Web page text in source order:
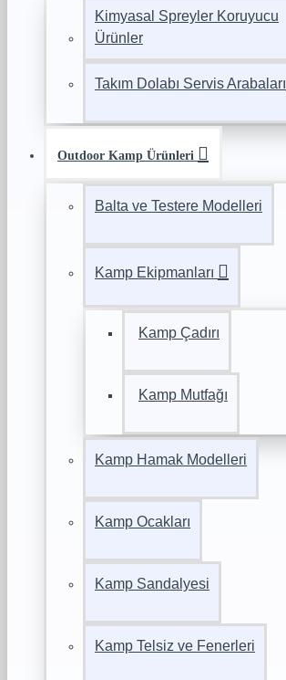
Kimyasal Spreyler Koruyucu
Ürünler
Takım Dolabı Servis Arabaları
Outdoor Kamp Ürünleri
Balta ve Testere Modelleri
Kamp Ekipmanları
Kamp Çadırı
Kamp Mutfağı
Kamp Hamak Modelleri
Kamp Ocakları
Kamp Sandalyesi
Kamp Telsiz ve Fenerleri